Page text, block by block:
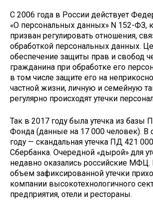
С 2006 года в России действует
«О персональных данных» N 152-ФЗ,
призван регулировать отношения,
обработкой персональных данных.
обеспечение защиты прав и свобод
гражданина при обработке его
в том числе защите его на
частной жизни, личную и семейную
регулярно происходят утечки
Так в 2017 году была утечка из базы
Фонда (данные на 17 000 человек). В
году — скандальная утечка ПД 421
Сбербанка. Очередной «дырой» для
недавно оказались российские
объем зафиксированной утечки
компании высокотехнологичного
предприятия, отели и рестораны.